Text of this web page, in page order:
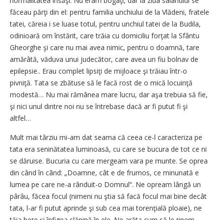
făceau părţi din el: pentru familia unchiului de la Vlădeni, fratele
tatei, căreia i se luase totul, pentru unchiul tatei de la Budila,
odinioară om înstărit, care trăia cu domiciliu forţat la Sfântu
Gheorghe şi care nu mai avea nimic, pentru o doamnă, tare
amărâtă, văduva unui judecător, care avea un fiu bolnav de
epilepsie.. Erau complet lipsiţi de mijloace şi trăiau într-o
pivniţă. Tata se zbătuse să le facă rost de o mică locuinţă
modestă… Nu mai rămânea mare lucru, dar aşa trebuia să fie,
şi nici unul dintre noi nu se întrebase dacă ar fi putut fi şi
altfel…
Mult mai târziu mi-am dat seama că ceea ce-l caracteriza pe
tata era seninătatea luminoasă, cu care se bucura de tot ce ni
se dăruise. Bucuria cu care mergeam vara pe munte. Se oprea
din când în când: „Doamne, cât e de frumos, ce minunată e
lumea pe care ne-a rânduit-o Domnul“. Ne opream lângă un
pârâu, făcea focul (nimeni nu ştia să facă focul mai bine decât
tata, l-ar fi putut aprinde şi sub cea mai torenţială ploaie), ne